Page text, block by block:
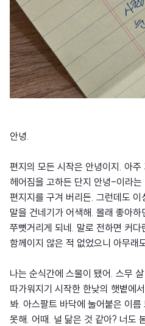
안녕.
편지의 모든 시작은 안녕이지. 아주
헤어짐을 고하든 단지 안녕-이라는
편지지를 구겨 버리든. 그런데도
말을 건네기가 어색해. 몰래 좋아하
쭈뼛거리게 되네. 말로 전하면 커
함께이지 않은 적 없었으니 아무래
나는 순식간에 스물이 됐어. 스무
따가워지기 시작한 한낮의 햇볕에
봐. 아스팔트 바닥에 눌어붙은 이름
못해. 어때. 널 닮은 것 같아? 너도